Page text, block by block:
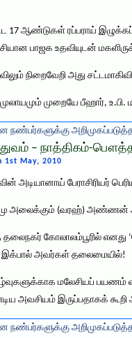
17 ஆண்டுகள் ரப்பராய்
பாஜக உதவியுடன்
நிறைவேறி அது
முலாயமும் முறையே பீஹார், உ.பி.
நண்பர்களுக்கு
– நாத்திகம்-
1st May, 2010
அடியானாய் பேராசிரியர்
அலைக்கும் (வரஹ்) அண்ணன்
தலைநகர் கோலாலம்பூரில்
இக்பால் அவர்கள் தலைமையில்!
மலேசியப் பயணம்
அவசியம் இருப்பதாகக் கூறி
நண்பர்களுக்கு